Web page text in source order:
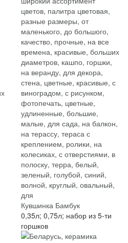
Кувшинка Бамбук
0,35л; 0,75л; набор из 5-ти
горшков